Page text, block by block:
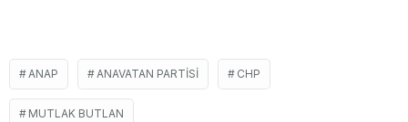
ANAP ANAVATAN PARTISI CHP
MUTLAK BUTLAN